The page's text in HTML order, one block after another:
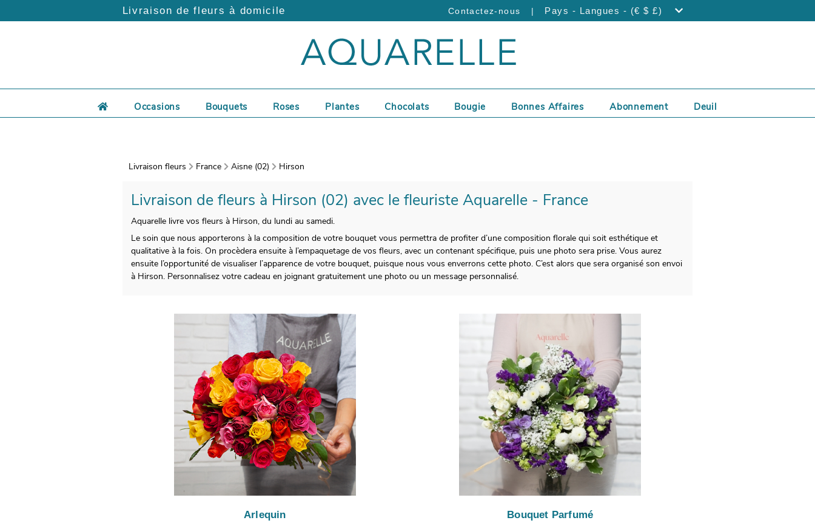
Livraison de fleurs à domicile Contactez-nous | Pays - Langues - (€ $ £)
Occasions Bouquets Roses Plantes Chocolats Bougie Bonnes Affaires Abonnement Deuil
Livraison fleurs France Aisne (02) Hirson
Livraison de fleurs à Hirson (02) avec le fleuriste Aquarelle - France
Aquarelle livre vos fleurs à Hirson, du lundi au samedi.
Le soin que nous apporterons à la composition de votre bouquet vous permettra de profiter d’une composition florale qui soit esthétique et
qualitative à la fois. On procèdera ensuite à l’empaquetage de vos fleurs, avec un contenant spécifique, puis une photo sera prise. Vous aurez
ensuite l’opportunité de visualiser l’apparence de votre bouquet, puisque nous vous enverrons cette photo. C’est alors que sera organisé son envoi
à Hirson. Personnalisez votre cadeau en joignant gratuitement une photo ou un message personnalisé.
Arlequin Bouquet Parfumé